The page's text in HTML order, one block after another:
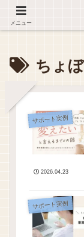
デジタルが苦
ちょ
サポート実例
2026.04.23
サポート実例
メニュー